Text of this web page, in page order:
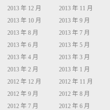
2013 年 12 月
2013 年 11 月
2013 年 10 月
2013 年 9 月
2013 年 8 月
2013 年 7 月
2013 年 6 月
2013 年 5 月
2013 年 4 月
2013 年 3 月
2013 年 2 月
2013 年 1 月
2012 年 12 月
2012 年 11 月
2012 年 9 月
2012 年 8 月
2012 年 7 月
2012 年 6 月